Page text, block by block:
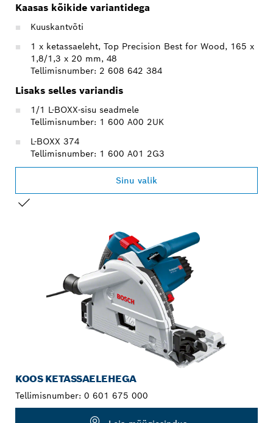
Kaasas kõikide variantidega
Kuuskantvõti
1 x ketassaeleht, Top Precision Best for Wood, 165 x
1,8/1,3 x 20 mm, 48
Tellimisnumber: 2 608 642 384
Lisaks selles variandis
1/1 L-BOXX-sisu seadmele
Tellimisnumber: 1 600 A00 2UK
L-BOXX 374
Tellimisnumber: 1 600 A01 2G3
Sinu valik
KOOS KETASSAELEHEGA
Tellimisnumber: 0 601 675 000